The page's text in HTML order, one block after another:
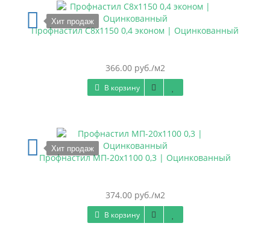
Хит продаж
Профнастил С8х1150 0,4 эконом | Оцинкованный
366.00 руб./м2
В корзину
Хит продаж
Профнастил МП-20х1100 0,3 | Оцинкованный
374.00 руб./м2
В корзину